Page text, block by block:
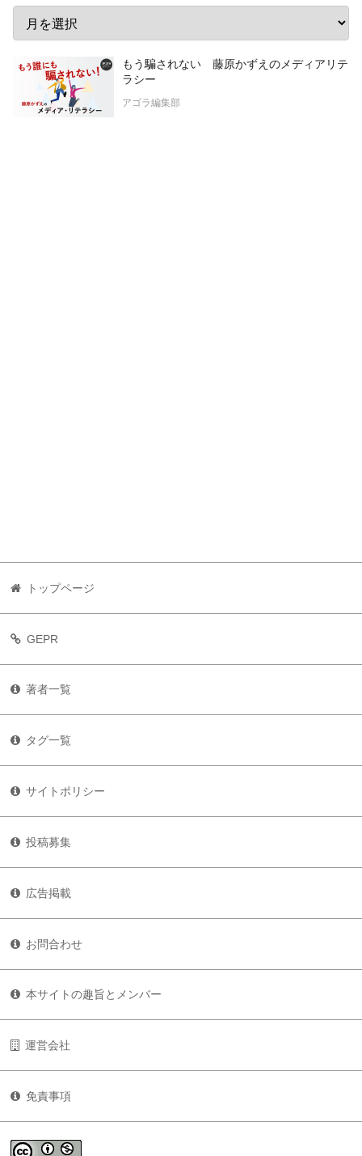
もう騙されない 藤原かずえのメディアリテ
ラシー
アゴラ編集部
トップページ
GEPR
著者一覧
タグ一覧
サイトポリシー
投稿募集
広告掲載
お問合わせ
本サイトの趣旨とメンバー
運営会社
免責事項